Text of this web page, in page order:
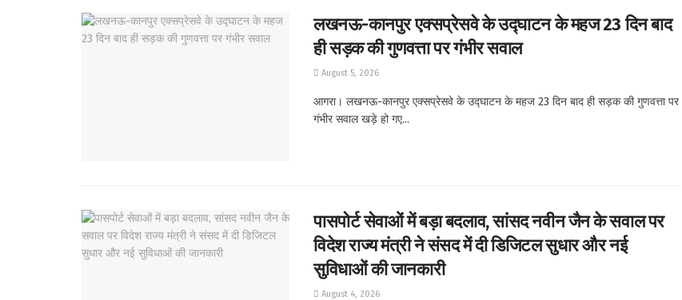
लखनऊ-कानपुर एक्सप्रेसवे के उद्घाटन के महज 23 दिन बाद
ही सड़क की गुणवत्ता पर गंभीर सवाल
August 5, 2026
आगरा। लखनऊ-कानपुर एक्सप्रेसवे के उद्घाटन के महज 23 दिन बाद ही सड़क की गुणवत्ता पर
गंभीर सवाल खड़े हो गए...
पासपोर्ट सेवाओं में बड़ा बदलाव, सांसद नवीन जैन के सवाल पर
विदेश राज्य मंत्री ने संसद में दी डिजिटल सुधार और नई
सुविधाओं की जानकारी
August 4, 2026